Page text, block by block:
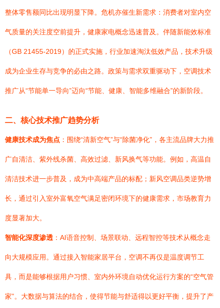
整体零售额同比出现明显下降。危机亦催生新需求：消费者对室内空
气质量的关注度空前提升，健康家电概念迅速普及。伴随新能效标准
（GB 21455-2019）的正式实施，行业加速淘汰低效产品，技术升级
成为企业生存与竞争的必由之路。政策与需求双重驱动下，空调技术
推广从“节能单一导向”迈向“节能、健康、智能多维融合”的新阶段。
二、核心技术推广趋势分析
健康技术成为焦点 ：围绕“清新空气”与“除菌净化”，各主流品牌大力推
广自清洁、紫外线杀菌、高效过滤、新风换气等功能。例如，高温自
清洁技术进一步普及，成为中高端产品的标配；新风空调品类逆势增
长，通过引入室外富氧空气满足密闭环境下的健康需求，市场教育力
度显著加大。
智能化深度渗透 ：AI语音控制、场景联动、远程智控等技术从概念走
向大规模应用。通过接入智能家居平台，空调不再仅是温度调节工
具，而是能够根据用户习惯、室内外环境自动优化运行方案的“空气管
家”。大数据与算法的结合，使得节能与舒适得以更好平衡，提升了产